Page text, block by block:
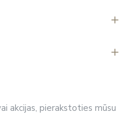
akcijas, pierakstoties mūsu